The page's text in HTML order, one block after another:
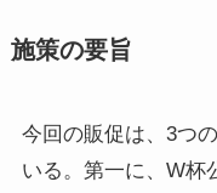
施策の要旨
今回の販促は、3つ
いる。第一に、W杯